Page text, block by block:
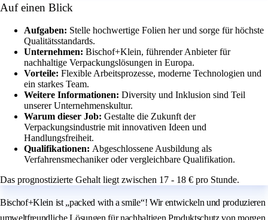
Auf einen Blick
Aufgaben: Stelle hochwertige Folien her und sorge für höchste
Qualitätsstandards.
Unternehmen: Bischof+Klein, führender Anbieter für
nachhaltige Verpackungslösungen in Europa.
Vorteile: Flexible Arbeitsprozesse, moderne Technologien und
ein starkes Team.
Weitere Informationen: Diversity und Inklusion sind Teil
unserer Unternehmenskultur.
Warum dieser Job: Gestalte die Zukunft der
Verpackungsindustrie mit innovativen Ideen und
Handlungsfreiheit.
Qualifikationen: Abgeschlossene Ausbildung als
Verfahrensmechaniker oder vergleichbare Qualifikation.
Das prognostizierte Gehalt liegt zwischen 17 - 18 € pro Stunde.
Bischof+Klein ist „packed with a smile“! Wir entwickeln und produzieren